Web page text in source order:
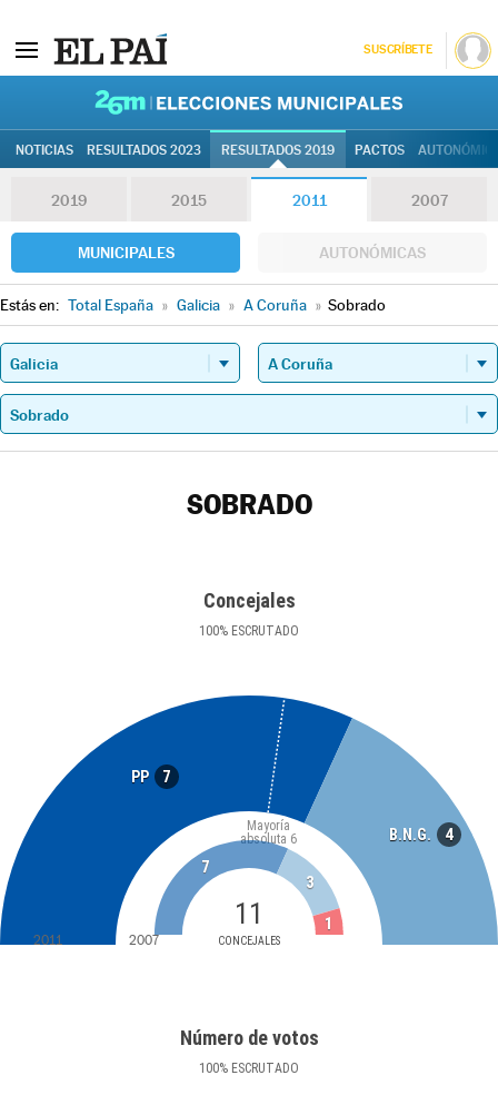
SUSCRÍBETE
NOTICIAS RESULTADOS 2023 RESULTADOS 2019 PACTOS
2019 2015 2011 2007
MUNICIPALES AUTONÓMICAS
Estás en: Total España » Galicia » A Coruña » Sobrado
SOBRADO
Concejales
100% ESCRUTADO
PP 7
B.N.G. 4
11
CONCEJALES
Mayoría
absoluta 6
7
3
1
2011 2007
Número de votos
100% ESCRUTADO